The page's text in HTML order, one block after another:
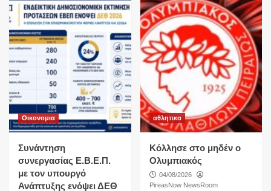
Οικονομια
Συνάντηση
συνεργασίας Ε.Β.Ε.Π.
με τον υπουργό
Ανάπτυξης ενόψει ΔΕΘ
αθλητικα
Κόλλησε στο μηδέν ο
Ολυμπιακός
04/08/2026
PireasNow NewsRoom